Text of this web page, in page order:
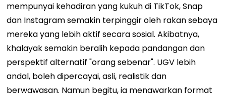
mempunyai kehadiran yang kukuh di TikTok, Snap
dan Instagram semakin terpinggir oleh rakan sebaya
mereka yang lebih aktif secara sosial. Akibatnya,
khalayak semakin beralih kepada pandangan dan
perspektif alternatif "orang sebenar". UGV lebih
andal, boleh dipercayai, asli, realistik dan
berwawasan. Namun begitu, ia menawarkan format